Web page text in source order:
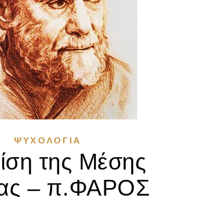
ΨΥΧΟΛΟΓΊΑ
της Μέσης
– π.ΦΑΡΟΣ